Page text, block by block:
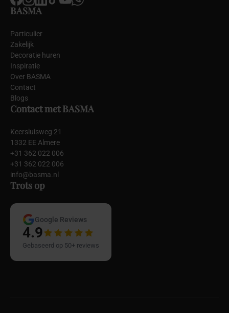
BASMA
Particulier
Zakelijk
Decoratie huren
Inspiratie
Over BASMA
Contact
Blogs
Contact met BASMA
Keersluisweg 21
1332 EE Almere
+31 362 022 006
+31 362 022 006
info@basma.nl
Trots op
Google Reviews
4.9
Gebaseerd op 50+ reviews